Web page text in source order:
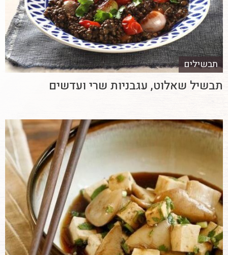
תבשילים
תבשיל שאלוט, עגבניות שרי ועדשים